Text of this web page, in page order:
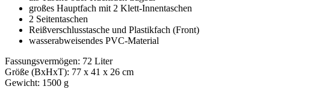
großes Hauptfach mit 2 Klett-Innentaschen
2 Seitentaschen
Reißverschlusstasche und Plastikfach (Front)
wasserabweisendes PVC-Material
Fassungsvermögen: 72 Liter
Größe (BxHxT): 77 x 41 x 26 cm
Gewicht: 1500 g